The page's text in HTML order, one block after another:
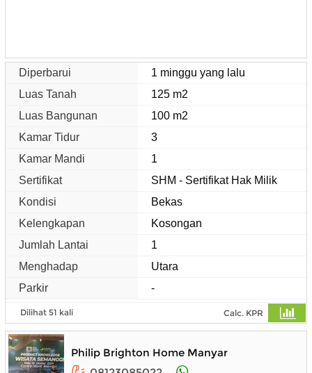
Diperbarui
1 minggu yang lalu
Luas Tanah
125 m2
Luas Bangunan
100 m2
Kamar Tidur
3
Kamar Mandi
1
Sertifikat
SHM - Sertifikat Hak Milik
Kondisi
Bekas
Kelengkapan
Kosongan
Jumlah Lantai
1
Menghadap
Utara
Parkir
-
Dilihat 51 kali Calc. KPR
Philip Brighton Home Manyar